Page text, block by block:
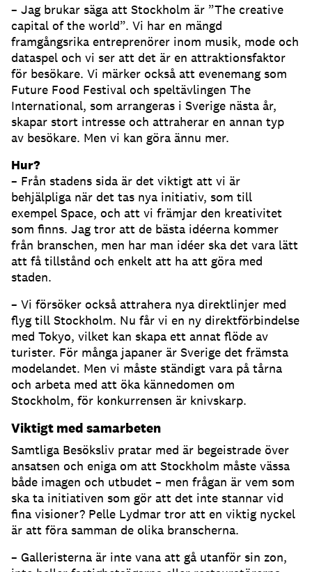
– Jag brukar säga att Stockholm är ”The creative
capital of the world”. Vi har en mängd
framgångsrika entreprenörer inom musik, mode och
dataspel och vi ser att det är en attraktionsfaktor
för besökare. Vi märker också att evenemang som
Future Food Festival och speltävlingen The
International, som arrangeras i Sverige nästa år,
skapar stort intresse och attraherar en annan typ
av besökare. Men vi kan göra ännu mer.
Hur?
– Från stadens sida är det viktigt att vi är
behjälpliga när det tas nya initiativ, som till
exempel Space, och att vi främjar den kreativitet
som finns. Jag tror att de bästa idéerna kommer
från branschen, men har man idéer ska det vara lätt
att få tillstånd och enkelt att ha att göra med
staden.
– Vi försöker också attrahera nya direktlinjer med
flyg till Stockholm. Nu får vi en ny direktförbindelse
med Tokyo, vilket kan skapa ett annat flöde av
turister. För många japaner är Sverige det främsta
modelandet. Men vi måste ständigt vara på tårna
och arbeta med att öka kännedomen om
Stockholm, för konkurrensen är knivskarp.
Viktigt med samarbeten
Samtliga Besöksliv pratar med är begeistrade över
ansatsen och eniga om att Stockholm måste vässa
både imagen och utbudet – men frågan är vem som
ska ta initiativen som gör att det inte stannar vid
fina visioner? Pelle Lydmar tror att en viktig nyckel
är att föra samman de olika branscherna.
– Galleristerna är inte vana att gå utanför sin zon,